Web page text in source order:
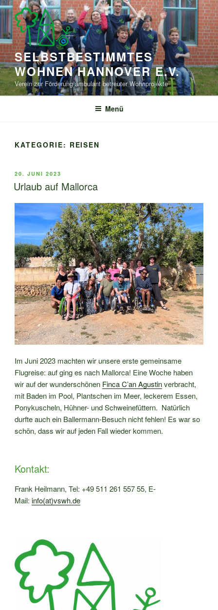
Zum
Inhalt
springen
SELBSTBESTIMMTES
WOHNEN HANNOVER E.V.
Verein zur Förderung ambulant betreuter Wohnprojekte
Menü
KATEGORIE: REISEN
VERÖFFENTLICHT
AM
20. JUNI 2023
Urlaub auf Mallorca
Im Juni 2023 machten wir unsere erste gemeinsame
Flugreise: auf ging es nach Mallorca! Eine Woche haben
wir auf der wunderschönen Finca C’an Agustinverbracht,
mit Baden im Pool, Plantschen im Meer, leckerem Essen,
Ponykuscheln, Hühner- und Schweinefüttern. Natürlich
durfte auch ein Ballermann-Besuch nicht fehlen! Es war so
schön, dass wir auf jeden Fall wieder kommen.
Kontakt:
Frank Heilmann, Tel: +49 511 261 557 55‬, E-
Mail: info(at)vswh.de